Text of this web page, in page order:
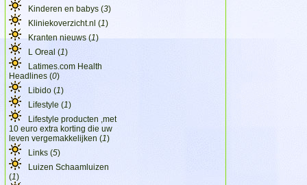
Kinderen en babys (3)
Kliniekoverzicht.nl (1)
Kranten nieuws (1)
L Oreal (1)
Latimes.com Health
Headlines (0)
Libido (1)
Lifestyle (1)
Lifestyle producten ,met
10 euro extra korting die uw
leven vergemakkelijken (1)
Links (5)
Luizen Schaamluizen
(1)